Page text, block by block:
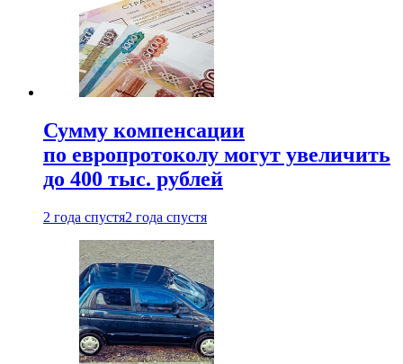
Сумму компенсации
по европротоколу могут увеличить
до 400 тыс. рублей
2 года спустя2 года спустя